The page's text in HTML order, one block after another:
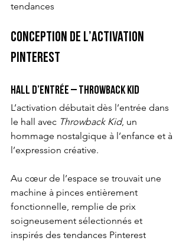
tendances
Conception de l’activation
Pinterest
Hall d’entrée – Throwback Kid
L’activation débutait dès l’entrée dans
le hall avec Throwback Kid, un
hommage nostalgique à l’enfance et à
l’expression créative.
Au cœur de l’espace se trouvait une
machine à pinces entièrement
fonctionnelle, remplie de prix
soigneusement sélectionnés et
inspirés des tendances Pinterest